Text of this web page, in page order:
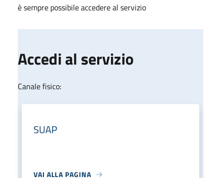
è sempre possibile accedere al servizio
Accedi al servizio
Canale fisico:
SUAP
VAI ALLA PAGINA